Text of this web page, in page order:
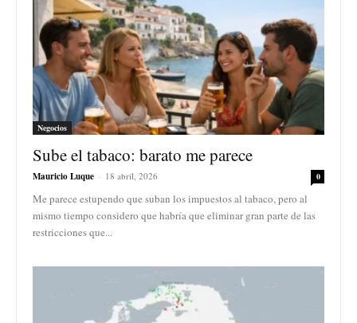
Negocios
Sube el tabaco: barato me parece
Mauricio Luque - 18 abril, 2026 0
Me parece estupendo que suban los impuestos al tabaco, pero al
mismo tiempo considero que habría que eliminar gran parte de las
restricciones que...